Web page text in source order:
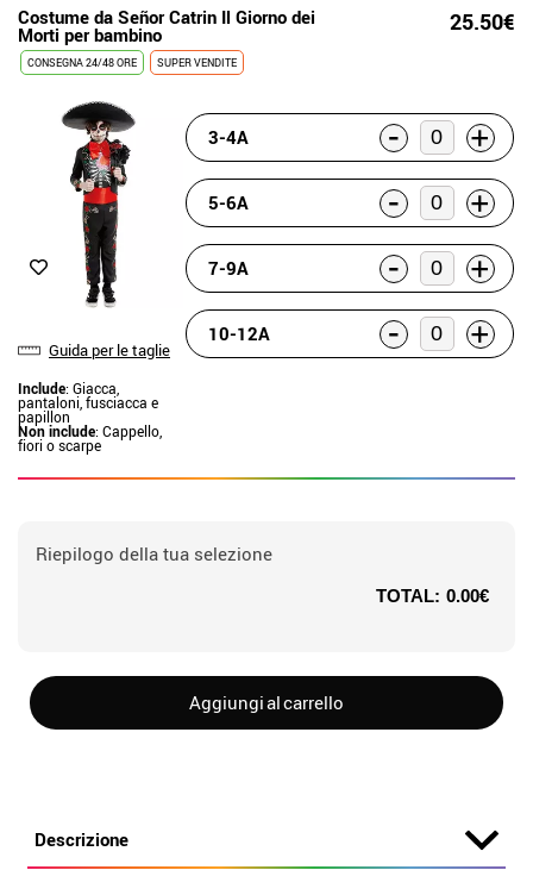
Costume da Señor Catrin Il Giorno dei
Morti per bambino 25.50€
CONSEGNA 24/48 ORE SUPER VENDITE
Guida per le taglie
Include: Giacca,
pantaloni, fusciacca e
papillon
Non include: Cappello,
fiori o scarpe
3-4A - +
5-6A - +
7-9A - +
10-12A - +
Riepilogo della tua selezione
TOTAL: 0.00€
Aggiungi al carrello
Descrizione